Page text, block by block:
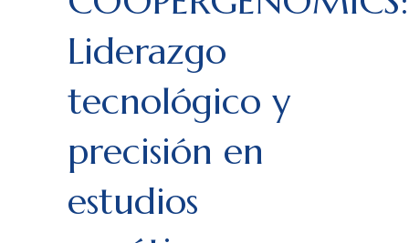
Liderazgo
tecnológico y
precisión en
estudios